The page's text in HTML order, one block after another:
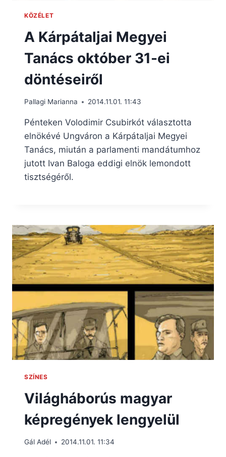
KÖZÉLET
A Kárpátaljai Megyei
Tanács október 31-ei
döntéseiről
Pallagi Marianna 2014.11.01. 11:43
Pénteken Volodimir Csubirkót választotta
elnökévé Ungváron a Kárpátaljai Megyei
Tanács, miután a parlamenti mandátumhoz
jutott Ivan Baloga eddigi elnök lemondott
tisztségéről.
SZÍNES
Világháborús magyar
képregények lengyelül
Gál Adél 2014.11.01. 11:34